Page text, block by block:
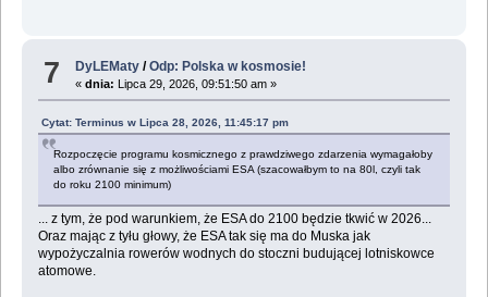
7 DyLEMaty /Odp: Polska w kosmosie!
«dnia: Lipca 29, 2026, 09:51:50 am »
Cytat: Terminus w Lipca 28, 2026, 11:45:17 pm
Rozpoczęcie programu kosmicznego z prawdziwego zdarzenia wymagałoby
albo zrównanie się z możliwościami ESA (szacowałbym to na 80l, czyli tak
do roku 2100 minimum)
... z tym, że pod warunkiem, że ESA do 2100 będzie tkwić w 2026...
Oraz mając z tyłu głowy, że ESA tak się ma do Muska jak
wypożyczalnia rowerów wodnych do stoczni budującej lotniskowce
atomowe.